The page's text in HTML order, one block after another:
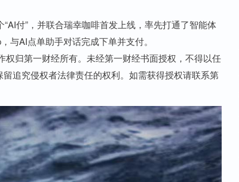
付”，并联合瑞幸咖啡首发上线，率先打通了智能体
与AI点单助手对话完成下单并支付。
归第一财经所有。未经第一财经书面授权，不得以任
追究侵权者法律责任的权利。如需获得授权请联系第